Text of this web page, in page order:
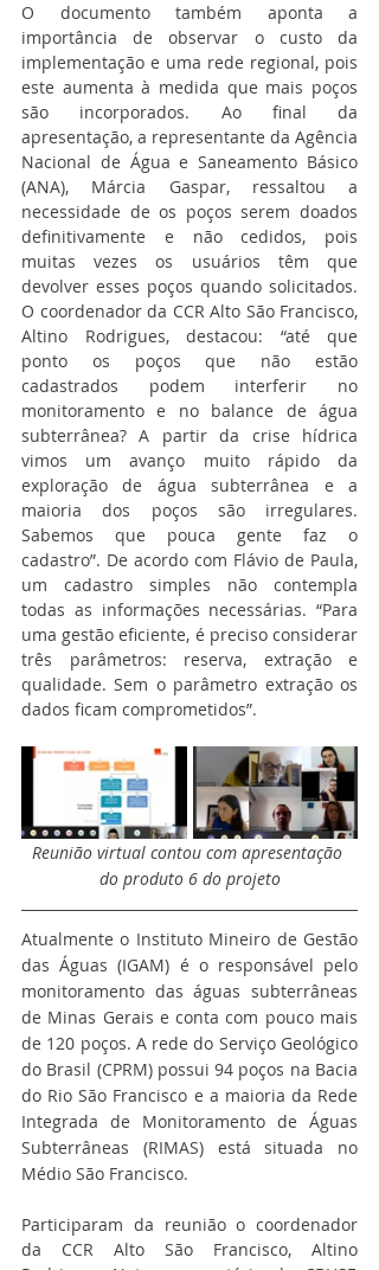
O documento também aponta a
importância de observar o custo da
implementação e uma rede regional, pois
este aumenta à medida que mais poços
são incorporados. Ao final da
apresentação, a representante da Agência
Nacional de Água e Saneamento Básico
(ANA), Márcia Gaspar, ressaltou a
necessidade de os poços serem doados
definitivamente e não cedidos, pois
muitas vezes os usuários têm que
devolver esses poços quando solicitados.
O coordenador da CCR Alto São Francisco,
Altino Rodrigues, destacou: “até que
ponto os poços que não estão
cadastrados podem interferir no
monitoramento e no balance de água
subterrânea? A partir da crise hídrica
vimos um avanço muito rápido da
exploração de água subterrânea e a
maioria dos poços são irregulares.
Sabemos que pouca gente faz o
cadastro”. De acordo com Flávio de Paula,
um cadastro simples não contempla
todas as informações necessárias. “Para
uma gestão eficiente, é preciso considerar
três parâmetros: reserva, extração e
qualidade. Sem o parâmetro extração os
dados ficam comprometidos”.
Reunião virtual contou com apresentação
do produto 6 do projeto
Atualmente o Instituto Mineiro de Gestão
das Águas (IGAM) é o responsável pelo
monitoramento das águas subterrâneas
de Minas Gerais e conta com pouco mais
de 120 poços. A rede do Serviço Geológico
do Brasil (CPRM) possui 94 poços na Bacia
do Rio São Francisco e a maioria da Rede
Integrada de Monitoramento de Águas
Subterrâneas (RIMAS) está situada no
Médio São Francisco.
Participaram da reunião o coordenador
da CCR Alto São Francisco, Altino